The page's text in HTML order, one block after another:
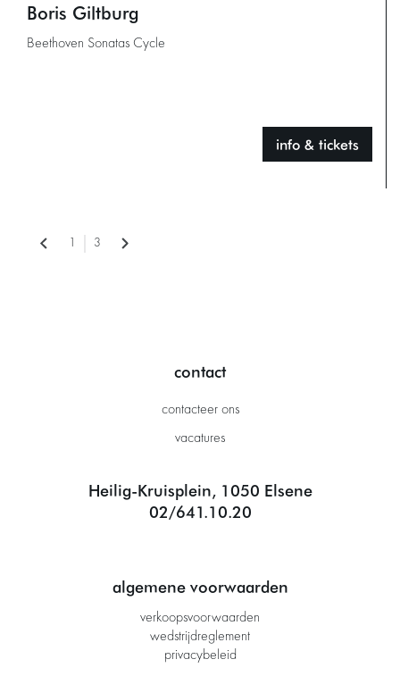
Boris Giltburg
Beethoven Sonatas Cycle
info & tickets
3
contact
contacteer ons
vacatures
Heilig-Kruisplein, 1050 Elsene
02/641.10.20
algemene voorwaarden
verkoopsvoorwaarden
wedstrijdreglement
privacybeleid